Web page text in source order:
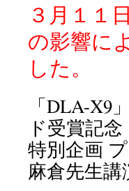
３月１１
の影響に
した。
「DLA-
ド受賞記念
特別企画
麻倉先生講